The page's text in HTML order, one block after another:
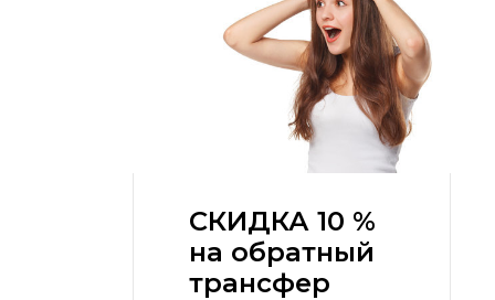
СКИДКА 10 %
на обратный
трансфер